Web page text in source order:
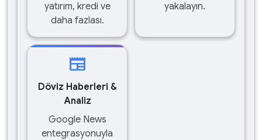
yatırım, kredi ve
daha fazlası.
yakalayın.
newspaper
Döviz Haberleri &
Analiz
Google News
entegrasyonuyla